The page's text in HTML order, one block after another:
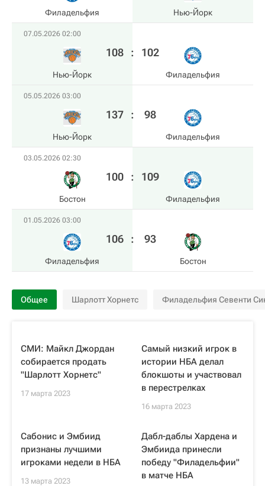
Филадельфия Нью-Йорк
07.05.2026 02:00
Нью-Йорк
108 : 102
Филадельфия
05.05.2026 03:00
Нью-Йорк
137 : 98
Филадельфия
03.05.2026 02:30
Бостон
100 : 109
Филадельфия
01.05.2026 03:00
Филадельфия
106 : 93
Бостон
Общее Шарлотт Хорнетс Филадельфия Севенти
СМИ: Майкл Джордан
собирается продать
"Шарлотт Хорнетс"
17 марта 2023
Самый низкий игрок в
истории НБА делал
блокшоты и участвовал
в перестрелках
16 марта 2023
Сабонис и Эмбиид
признаны лучшими
игроками недели в НБА
13 марта 2023
Дабл-даблы Хардена и
Эмбиида принесли
победу "Филадельфии"
в матче НБА